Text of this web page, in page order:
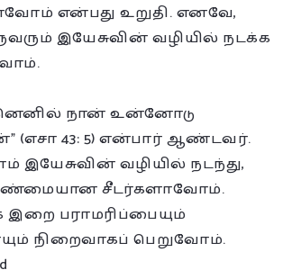
என்பது உறுதி. எனவே,
இயேசுவின் வழியில் நடக்க
நான் உன்னோடு
(எசா 43: 5) என்பார் ஆண்டவர்.
இயேசுவின் வழியில் நடந்து,
சீடர்களாவோம்.
பராமரிப்பையும்
நிறைவாகப் பெறுவோம்.